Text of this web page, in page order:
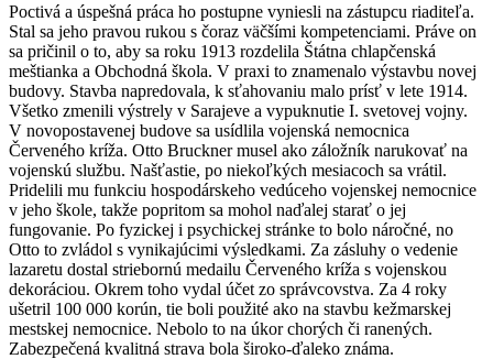
Poctivá a úspešná práca ho postupne vyniesli na zástupcu riaditeľa.
Stal sa jeho pravou rukou s čoraz väčšími kompetenciami. Práve on
sa pričinil o to, aby sa roku 1913 rozdelila Štátna chlapčenská
meštianka a Obchodná škola. V praxi to znamenalo výstavbu novej
budovy. Stavba napredovala, k sťahovaniu malo prísť v lete 1914.
Všetko zmenili výstrely v Sarajeve a vypuknutie I. svetovej vojny.
V novopostavenej budove sa usídlila vojenská nemocnica
Červeného kríža. Otto Bruckner musel ako záložník narukovať na
vojenskú službu. Našťastie, po niekoľkých mesiacoch sa vrátil.
Pridelili mu funkciu hospodárskeho vedúceho vojenskej nemocnice
v jeho škole, takže popritom sa mohol naďalej starať o jej
fungovanie. Po fyzickej i psychickej stránke to bolo náročné, no
Otto to zvládol s vynikajúcimi výsledkami. Za zásluhy o vedenie
lazaretu dostal striebornú medailu Červeného kríža s vojenskou
dekoráciou. Okrem toho vydal účet zo správcovstva. Za 4 roky
ušetril 100 000 korún, tie boli použité ako na stavbu kežmarskej
mestskej nemocnice. Nebolo to na úkor chorých či ranených.
Zabezpečená kvalitná strava bola široko-ďaleko známa.